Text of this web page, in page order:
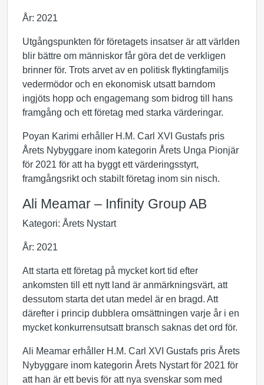
År: 2021
Utgångspunkten för företagets insatser är att världen
blir bättre om människor får göra det de verkligen
brinner för. Trots arvet av en politisk flyktingfamiljs
vedermödor och en ekonomisk utsatt barndom
ingjöts hopp och engagemang som bidrog till hans
framgång och ett företag med starka värderingar.
Poyan Karimi erhåller H.M. Carl XVI Gustafs pris
Årets Nybyggare inom kategorin Årets Unga Pionjär
för 2021 för att ha byggt ett värderingsstyrt,
framgångsrikt och stabilt företag inom sin nisch.
Ali Meamar – Infinity Group AB
Kategori: Årets Nystart
År: 2021
Att starta ett företag på mycket kort tid efter
ankomsten till ett nytt land är anmärkningsvärt, att
dessutom starta det utan medel är en bragd. Att
därefter i princip dubblera omsättningen varje år i en
mycket konkurrensutsatt bransch saknas det ord för.
Ali Meamar erhåller H.M. Carl XVI Gustafs pris Årets
Nybyggare inom kategorin Årets Nystart för 2021 för
att han är ett bevis för att nya svenskar som med